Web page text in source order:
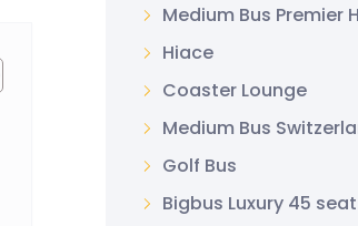
Medium Bus Premier
Hiace
Coaster Lounge
Medium Bus
Golf Bus
Bigbus Luxury 45 seat